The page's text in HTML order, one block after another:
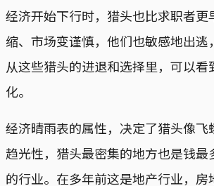
经济开始下行时，猎头也比求职者更
缩、市场变谨慎，他们也敏感地出逃
从这些猎头的进退和选择里，可以看
化。
经济晴雨表的属性，决定了猎头像飞
趋光性，猎头最密集的地方也是钱
的行业。在多年前这是地产行业，